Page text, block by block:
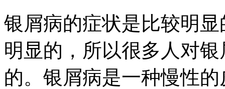
银屑病的症状是比较明
明显的，所以很多人对
的。银屑病是一种慢性